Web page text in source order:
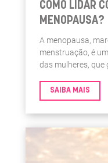
COMO LIDAR
MENOPAUSA?
A menopausa,
menstruação, é
das mulheres,
muitas, esse
que vão além das
típicas.
SAIBA MAIS